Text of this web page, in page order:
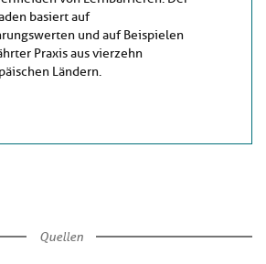
basiert auf
und auf Beispielen
Praxis aus vierzehn
Ländern.
Quellen